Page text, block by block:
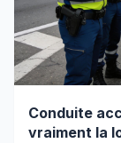
Conduite
vraiment la